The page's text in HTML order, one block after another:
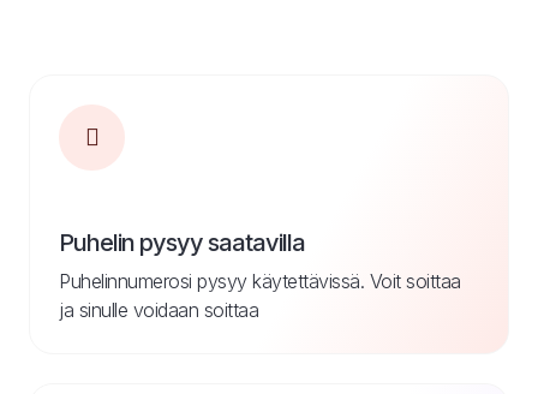
Puhelin pysyy saatavilla
Puhelinnumerosi pysyy käytettävissä. Voit soittaa
ja sinulle voidaan soittaa